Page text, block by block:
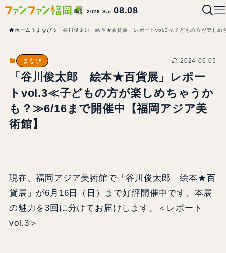
2026 Sat08.08
ホーム まなび 「谷川俊太郎 絵本★百貨展」レポートvol.3≪子どもの方が楽しめ
まなび 2024-06-05
「谷川俊太郎 絵本★百貨展」レポー
トvol.3≪子どもの方が楽しめちゃうか
も？≫6/16まで開催中【福岡アジア美
術館】
現在、福岡アジア美術館で「谷川俊太郎 絵本★百
貨展」が6月16日（日）まで好評開催中です。本展
の魅力を3回に分けてお届けします。＜レポート
vol.3＞